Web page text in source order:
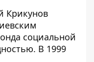
Крикунов
социальной
В 1999